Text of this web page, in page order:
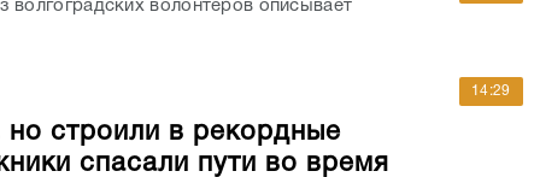
волгоградских волонтеров описывает
но строили в рекордные
спасали пути во время
14:29